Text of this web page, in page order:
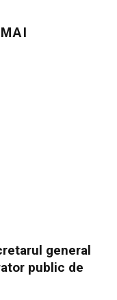
general
public de